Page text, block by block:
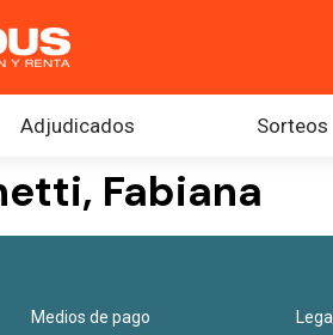
Adjudicados Sorteos
Fabiana
Medios de pago